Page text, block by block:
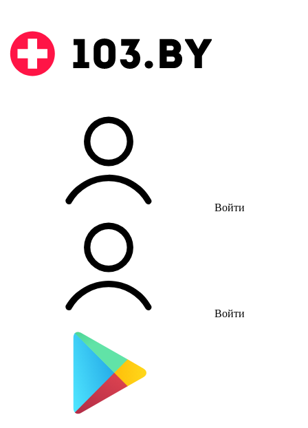
Войти
Войти